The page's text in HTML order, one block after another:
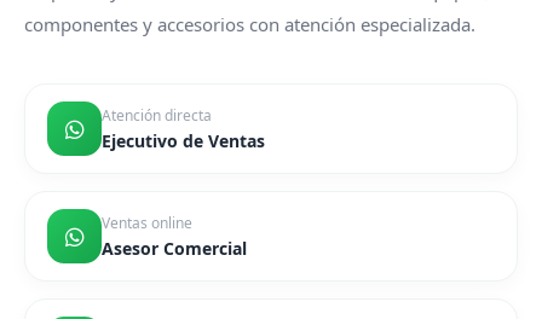
componentes y accesorios con atención especializada.
Atención directa
Ejecutivo de Ventas
Ventas online
Asesor Comercial